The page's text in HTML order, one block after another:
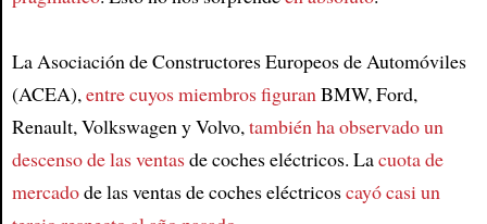
La Asociación de Constructores Europeos de Automóviles
(ACEA),entre cuyos miembros figuranBMW, Ford,
Renault, Volkswagen y Volvo,también ha observado un
descenso de las ventasde coches eléctricos. Lacuota de
mercadode las ventas de coches eléctricoscayó casi un